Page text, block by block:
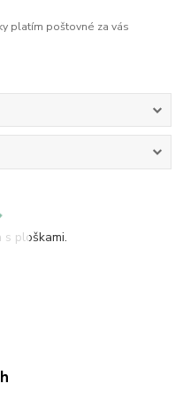
platím poštovné za vás
s ploškami.